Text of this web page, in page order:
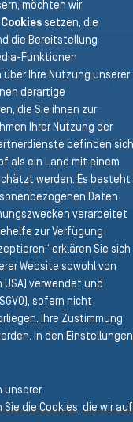
möchten wir
setzen, die
die Bereitstellung
Funktionen
Ihre Nutzung unserer
derartige
die Sie ihnen zur
Ihrer Nutzung der
befinden sich
als ein Land mit einem
werden. Es besteht
Daten
verarbeitet
zur Verfügung
erklären Sie sich
Website sowohl von
verwendet und
sofern nicht
Ihre Zustimmung
In den Einstellungen
unserer
Sie die Cookies, die wir auf